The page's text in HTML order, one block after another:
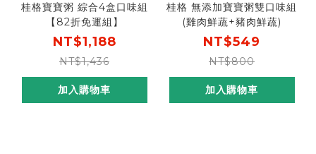
桂格寶寶粥 綜合4盒口味組
【82折免運組】
NT$1,188
NT$1,436
加入購物車
桂格 無添加寶寶粥雙口味組
(雞肉鮮蔬+豬肉鮮蔬)
NT$549
NT$800
加入購物車